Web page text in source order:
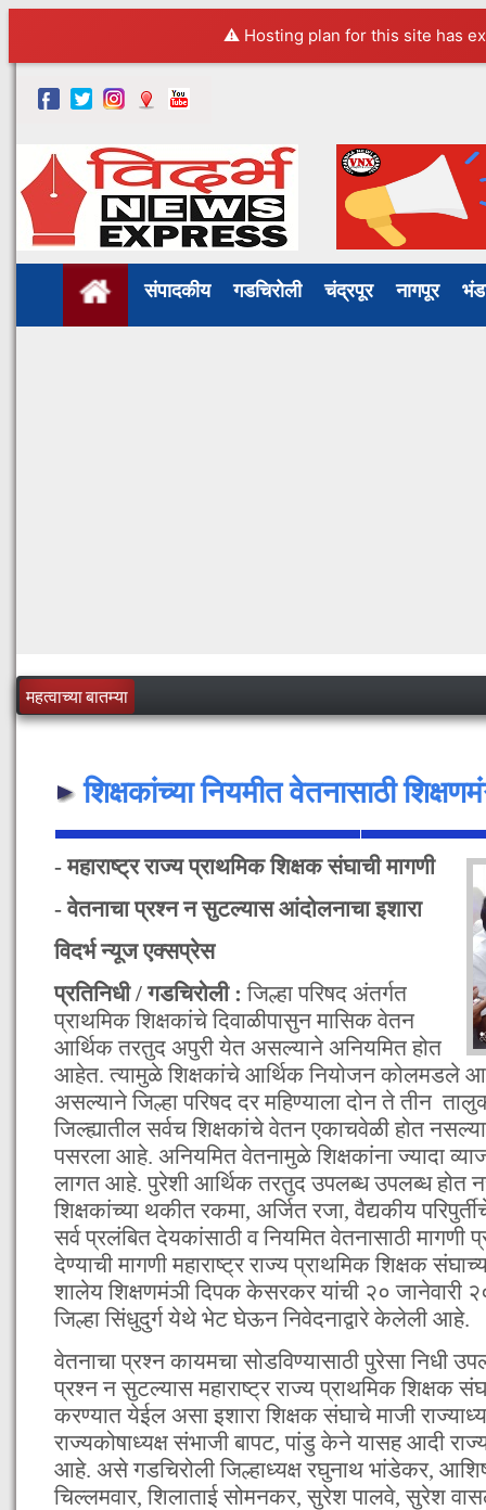
⚠️ Hosting plan for this site has
संपादकीय गडचिरोली चंद्रपूर नागपूर
महत्वाच्या बातम्या
शिक्षकांच्या नियमीत वेतनासाठी
- महाराष्ट्र राज्य प्राथमिक शिक्षक संघाची मागणी
- वेतनाचा प्रश्न न सुटल्यास आंदोलनाचा इशारा
विदर्भ न्यूज एक्सप्रेस
प्रतिनिधी / गडचिरोली : जिल्हा परिषद अंतर्गत
प्राथमिक शिक्षकांचे दिवाळीपासुन मासिक वेतन
आर्थिक तरतुद अपुरी येत असल्याने अनियमित होत
आहेत. त्यामुळे शिक्षकांचे आर्थिक नियोजन कोलमडले
असल्याने जिल्हा परिषद दर महिण्याला दोन ते तीन
जिल्ह्यातील सर्वच शिक्षकांचे वेतन एकाचवेळी होत
पसरला आहे. अनियमित वेतनामुळे शिक्षकांना ज्यादा
लागत आहे. पुरेशी आर्थिक तरतुद उपलब्ध उपलब्ध होत
शिक्षकांच्या थकीत रकमा, अर्जित रजा, वैद्यकीय
सर्व प्रलंबित देयकांसाठी व नियमित वेतनासाठी मागणी
देण्याची मागणी महाराष्ट्र राज्य प्राथमिक शिक्षक
शालेय शिक्षणमंञी दिपक केसरकर यांची २० जानेवारी
जिल्हा सिंधुदुर्ग येथे भेट घेऊन निवेदनाद्वारे केलेली आहे.
वेतनाचा प्रश्न कायमचा सोडविण्यासाठी पुरेसा निधी
प्रश्न न सुटल्यास महाराष्ट्र राज्य प्राथमिक शिक्षक
करण्यात येईल असा इशारा शिक्षक संघाचे माजी
राज्यकोषाध्यक्ष संभाजी बापट, पांडु केने यासह आदी
आहे. असे गडचिरोली जिल्हाध्यक्ष रघुनाथ भांडेकर,
चिल्लमवार, शिलाताई सोमनकर, सुरेश पालवे, सुरेश